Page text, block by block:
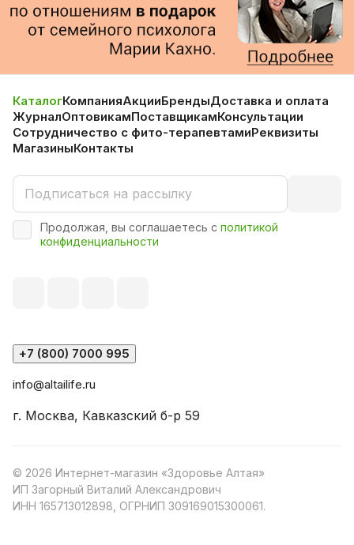
КаталогКомпанияАкцииБрендыДоставка и оплата
ЖурналОптовикамПоставщикамКонсультации
Сотрудничество с фито-терапевтамиРеквизиты
МагазиныКонтакты
Продолжая, вы соглашаетесь с политикой
конфиденциальности
+7 (800) 7000 995
info@altailife.ru
г. Москва, Кавказский б-р 59
© 2026 Интернет-магазин «Здоровье Алтая»
ИП Загорный Виталий Александрович
ИНН 165713012898, ОГРНИП 309169015300061.